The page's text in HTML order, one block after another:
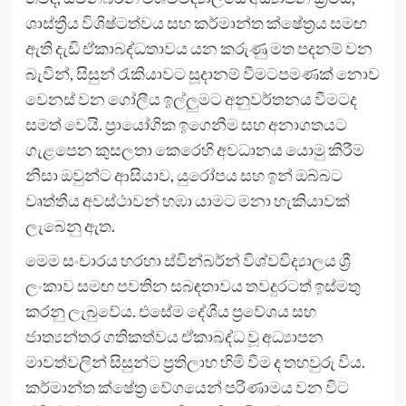
ශාස්ත්‍රීය විශිෂ්ටත්වය සහ කර්මාන්ත ක්ෂේත්‍රය සමඟ
ඇති දැඩි ඒකාබද්ධතාවය යන කරුණු මත පදනම් වන
බැවින්, සිසුන් රැකියාවට සූදානම් වීමටපමණක් නොව
වෙනස් වන ගෝලීය ඉල්ලුමට අනුවර්තනය වීමටද
සමත් වෙයි. ප්‍රායෝගික ඉගෙනීම සහ අනාගතයට
ගැළපෙන කුසලතා කෙරෙහි අවධානය යොමු කිරීම
නිසා ඔවුන්ට ආසියාව, යුරෝපය සහ ඉන් ඔබ්බට
වෘත්තීය අවස්ථාවන් හඹා යාමට මනා හැකියාවක්
ලැබෙනු ඇත.
මෙම සංචාරය හරහා ස්වින්බර්න් විශ්වවිද්‍යාලය ශ්‍රී
ලංකාව සමඟ පවතින සබඳතාවය තවදුරටත් ඉස්මතු
කරනු ලැබුවේය. එසේම දේශීය ප්‍රවේශය සහ
ජාත්‍යන්තර ගතිකත්වය ඒකාබද්ධ වූ අධ්‍යාපන
මාවත්වලින් සිසුන්ට ප්‍රතිලාභ හිමි වීම ද තහවුරු විය.
කර්මාන්ත ක්ෂේත්‍ර වේගයෙන් පරිණාමය වන විට